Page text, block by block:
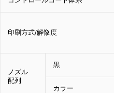
印刷方式/解像度
ノズル
配列
黒
カラー